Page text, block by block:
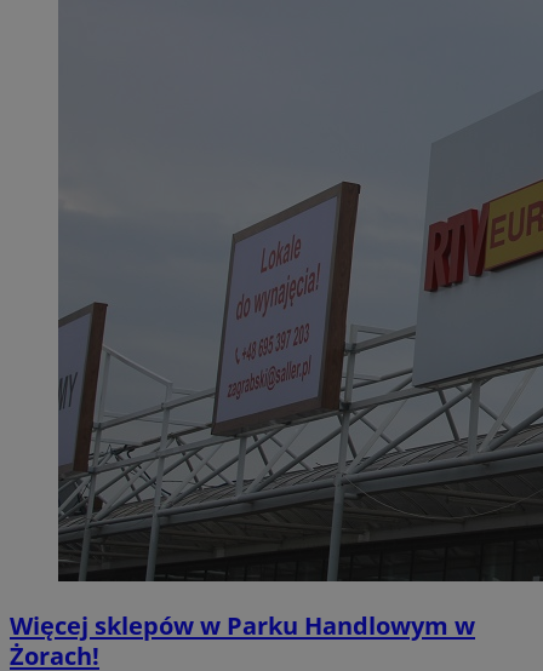
Więcej sklepów w Parku Handlowym w
Żorach!